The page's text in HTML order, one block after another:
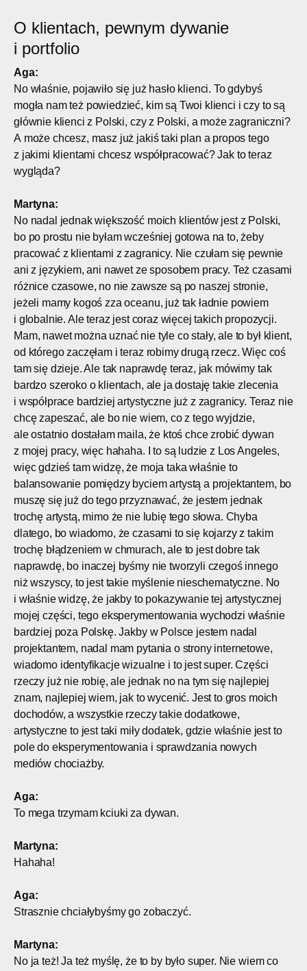
O klientach, pewnym dywanie
i portfolio
Aga:
No właśnie, pojawiło się już hasło klienci. To gdybyś
mogła nam też powiedzieć, kim są Twoi klienci i czy to są
głównie klienci z Polski, czy z Polski, a może zagraniczni?
A może chcesz, masz już jakiś taki plan a propos tego
z jakimi klientami chcesz współpracować? Jak to teraz
wygląda?
Martyna:
No nadal jednak większość moich klientów jest z Polski,
bo po prostu nie byłam wcześniej gotowa na to, żeby
pracować z klientami z zagranicy. Nie czułam się pewnie
ani z językiem, ani nawet ze sposobem pracy. Też czasami
różnice czasowe, no nie zawsze są po naszej stronie,
jeżeli mamy kogoś zza oceanu, już tak ładnie powiem
i globalnie. Ale teraz jest coraz więcej takich propozycji.
Mam, nawet można uznać nie tyle co stały, ale to był klient,
od którego zaczęłam i teraz robimy drugą rzecz. Więc coś
tam się dzieje. Ale tak naprawdę teraz, jak mówimy tak
bardzo szeroko o klientach, ale ja dostaję takie zlecenia
i współprace bardziej artystyczne już z zagranicy. Teraz nie
chcę zapeszać, ale bo nie wiem, co z tego wyjdzie,
ale ostatnio dostałam maila, że ktoś chce zrobić dywan
z mojej pracy, więc hahaha. I to są ludzie z Los Angeles,
więc gdzieś tam widzę, że moja taka właśnie to
balansowanie pomiędzy byciem artystą a projektantem, bo
muszę się już do tego przyznawać, że jestem jednak
trochę artystą, mimo że nie lubię tego słowa. Chyba
dlatego, bo wiadomo, że czasami to się kojarzy z takim
trochę błądzeniem w chmurach, ale to jest dobre tak
naprawdę, bo inaczej byśmy nie tworzyli czegoś innego
niż wszyscy, to jest takie myślenie nieschematyczne. No
i właśnie widzę, że jakby to pokazywanie tej artystycznej
mojej części, tego eksperymentowania wychodzi właśnie
bardziej poza Polskę. Jakby w Polsce jestem nadal
projektantem, nadal mam pytania o strony internetowe,
wiadomo identyfikacje wizualne i to jest super. Części
rzeczy już nie robię, ale jednak no na tym się najlepiej
znam, najlepiej wiem, jak to wycenić. Jest to gros moich
dochodów, a wszystkie rzeczy takie dodatkowe,
artystyczne to jest taki miły dodatek, gdzie właśnie jest to
pole do eksperymentowania i sprawdzania nowych
mediów chociażby.
Aga:
To mega trzymam kciuki za dywan.
Martyna:
Hahaha!
Aga:
Strasznie chciałybyśmy go zobaczyć.
Martyna:
No ja też! Ja też myślę, że to by było super. Nie wiem co